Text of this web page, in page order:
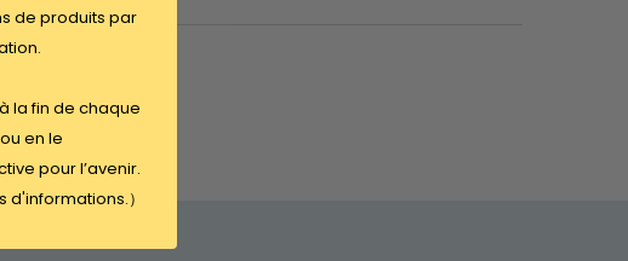
de produits par
la fin de chaque
en le
pour l’avenir.
d'informations.）